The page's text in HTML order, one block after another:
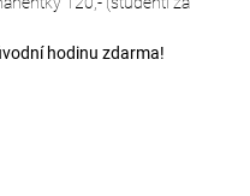
hodinu zdarma!